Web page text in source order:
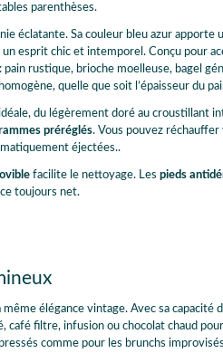
parenthèses.
éclatante. Sa couleur bleu azur apporte
esprit chic et intemporel. Conçu pour
pain rustique, brioche moelleuse, bagel
quelle que soit l’épaisseur du
du légèrement doré au croustillant
préréglés. Vous pouvez
éjectées..
facilite le nettoyage. Les pieds
toujours net.
élégance vintage. Avec sa capacité
café filtre, infusion ou chocolat chaud
comme pour les brunchs